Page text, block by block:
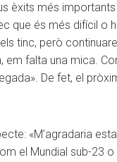
èxits més
que és més difícil o
tinc, però
em falta una mica.
De fet, el
«M’agradaria
el Mundial sub-23